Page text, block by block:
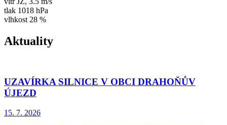
tlak 1018 hPa
vlhkost 28 %
Aktuality
UZAVÍRKA SILNICE V OBCI DRAHOŇŮV
ÚJEZD
15. 7. 2026